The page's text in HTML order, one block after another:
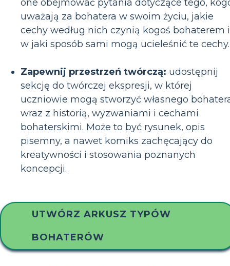
one obejmować pytania dotyczące tego,
uważają za bohatera w swoim życiu, jakie
cechy według nich czynią kogoś bohaterem i
w jaki sposób sami mogą ucieleśnić te cechy.
Zapewnij przestrzeń twórczą: udostępnij
sekcję do twórczej ekspresji, w której
uczniowie mogą stworzyć własnego
wraz z historią, wyzwaniami i cechami
bohaterskimi. Może to być rysunek, opis
pisemny, a nawet komiks zachęcający do
kreatywności i stosowania poznanych
koncepcji.
UTWÓRZ ARKUSZ TYPÓW
BOHATERÓW